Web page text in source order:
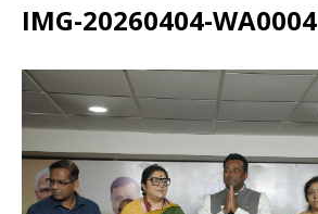
IMG-20260404-WA0004